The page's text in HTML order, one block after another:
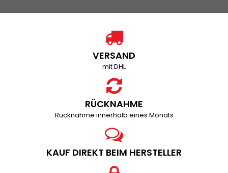
VERSAND
mit DHL
RÜCKNAHME
Rücknahme innerhalb eines Monats
KAUF DIREKT BEIM HERSTELLER